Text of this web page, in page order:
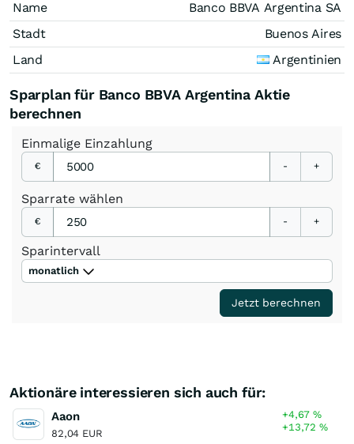
Name
Banco BBVA Argentina SA
Stadt
Buenos Aires
Land
Argentinien
Sparplan für Banco BBVA Argentina Aktie
berechnen
Einmalige Einzahlung
€ - +
Sparrate wählen
€ - +
Sparintervall
monatlich
Jetzt berechnen
Aktionäre interessieren sich auch für:
Aaon
82,04 EUR
+4,67%
+13,72%